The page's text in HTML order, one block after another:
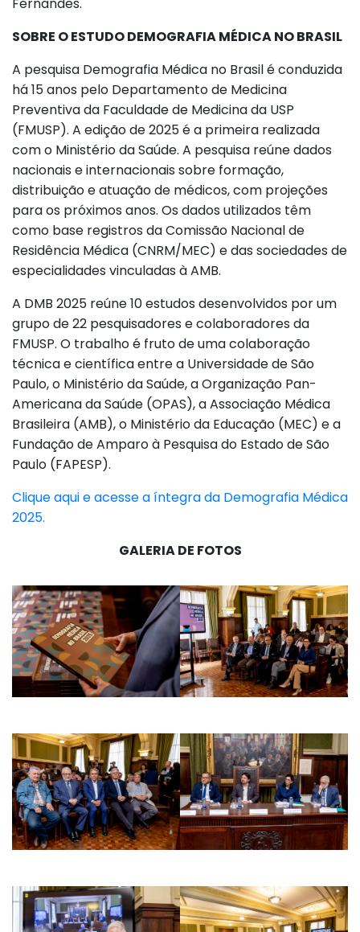
SOBRE O ESTUDO DEMOGRAFIA MÉDICA NO BRASIL
A pesquisa Demografia Médica no Brasil é conduzida
há 15 anos pelo Departamento de Medicina
Preventiva da Faculdade de Medicina da USP
(FMUSP). A edição de 2025 é a primeira realizada
com o Ministério da Saúde. A pesquisa reúne dados
nacionais e internacionais sobre formação,
distribuição e atuação de médicos, com projeções
para os próximos anos. Os dados utilizados têm
como base registros da Comissão Nacional de
Residência Médica (CNRM/MEC) e das sociedades de
especialidades vinculadas à AMB.
A DMB 2025 reúne 10 estudos desenvolvidos por um
grupo de 22 pesquisadores e colaboradores da
FMUSP. O trabalho é fruto de uma colaboração
técnica e científica entre a Universidade de São
Paulo, o Ministério da Saúde, a Organização Pan-
Americana da Saúde (OPAS), a Associação Médica
Brasileira (AMB), o Ministério da Educação (MEC) e a
Fundação de Amparo à Pesquisa do Estado de São
Paulo (FAPESP).
Clique aqui e acesse a íntegra da Demografia Médica
2025.
GALERIA DE FOTOS